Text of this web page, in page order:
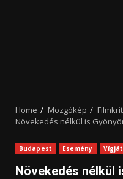
Home Mozgókép
Növekedés nélkül is
Budapest Esemény
Növekedés nélkül